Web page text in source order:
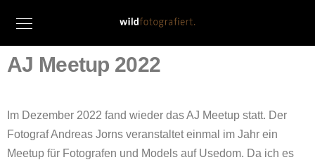
AJ Meetup 2022
Im Dezember 2022 fand wieder das AJ Meetup statt. Der
Fotograf Andreas Jorns veranstaltet einmal im Jahr ein
Meetup für Fotografen und Models auf Usedom. Da ich es